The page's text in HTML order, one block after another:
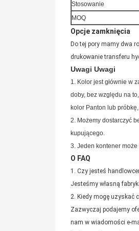
Stosowanie
MOQ
Opcje zamknięcia
Do tej pory mamy dwa
drukowanie transferu
Uwagi Uwagi
1. Kolor jest głównie w
doby, bez względu na
kolor Panton lub
2. Możemy dostarczyć
kupującego.
3. Jeden kontener
O FAQ
1. Czy jesteś
Jesteśmy własną
2. Kiedy mogę uzyskać
Zazwyczaj podajemy
nam w wiadomości e-